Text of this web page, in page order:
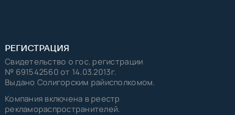
РЕГИСТРАЦИЯ
Свидетельство о гос. регистрации
№ 691542560 от 14.03.2013г.
Выдано Солигорским райисполкомом.
Компания включена в реестр
рекламораспространителей.